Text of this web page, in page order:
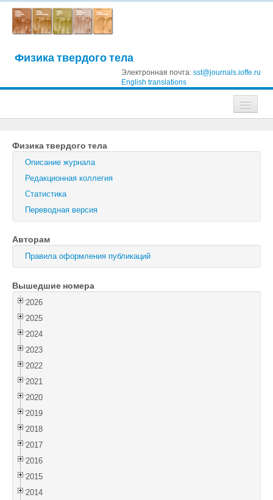
Физика твердого тела
Электронная почта: sst@journals.ioffe.ru
English translations
Журнал технической физики
Письма в Журнал технической физики
Физика твердого тела
Физика и техника полупроводников
Оптика и спектроскопия
Поиск
Войти
Физика твердого тела
Описание журнала
Редакционная коллегия
Статистика
Переводная версия
Авторам
Правила оформления публикаций
Вышедшие номера
2026
2025
2024
2023
2022
2021
2020
2019
2018
2017
2016
2015
2014